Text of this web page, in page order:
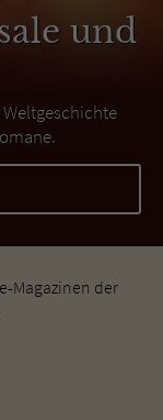
und
Magazinen der